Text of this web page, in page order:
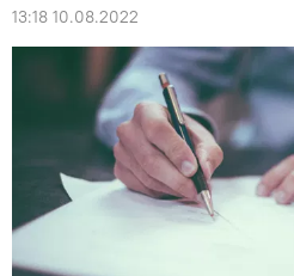
13:18 10.08.2022